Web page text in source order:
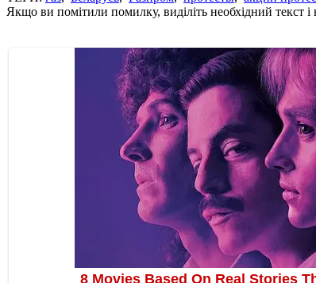
Якщо ви помітили помилку, виділіть необхідний текст